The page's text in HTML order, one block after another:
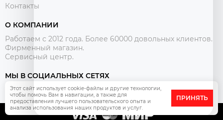
Контакты
О КОМПАНИИ
Работаем с 2012 года. Более 60000 довольных клиентов.
Фирменный магазин.
Сервисный центр.
МЫ В СОЦИАЛЬНЫХ СЕТЯХ
Этот сайт использует cookie-файлы и другие технологии,
чтобы помочь Вам в навигации, а также для
предоставления лучшего пользовательского опыта и
анализа использования наших продуктов и услуг.
ПРИНЯТЬ